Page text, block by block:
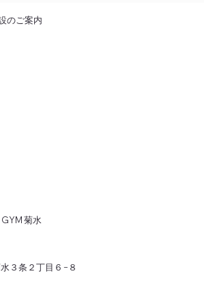
のご案内
菊水
３条２丁目６−８